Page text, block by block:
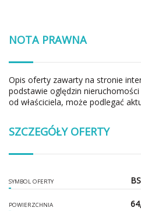
NOTA PRAWNA
Opis oferty zawarty na stronie
podstawie oględzin
od właściciela, może podlegać
SZCZEGÓŁY OFERTY
SYMBOL OFERTY
POWIERZCHNIA